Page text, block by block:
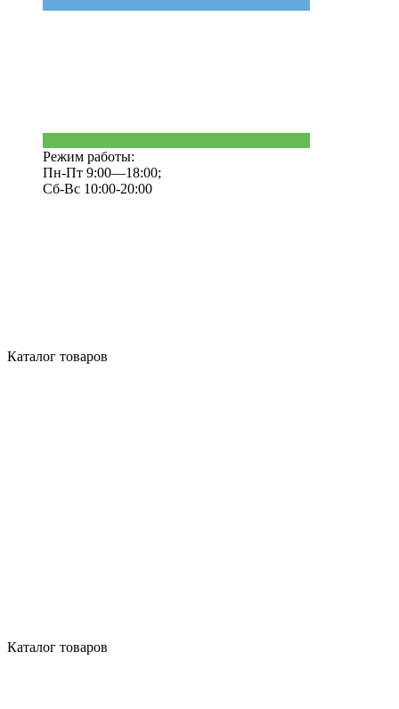
Режим работы:
Пн-Пт 9:00—18:00;
Сб-Вс 10:00-20:00
Каталог товаров
Каталог товаров